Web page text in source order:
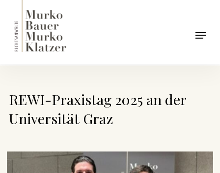
main
content
Menu
REWI-Praxistag 2025 an der
Universität Graz